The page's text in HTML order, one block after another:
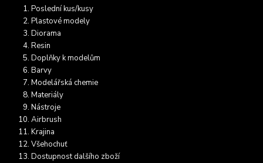
Poslední kus/kusy
Plastové modely
Diorama
Resin
Doplňky k modelům
Barvy
Modelářská chemie
Materiály
Nástroje
Airbrush
Krajina
Všehochuť
Dostupnost dalšího zboží